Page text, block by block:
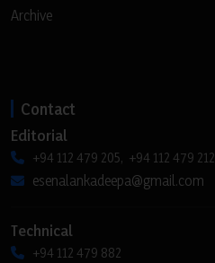
Archive
Contact
Editorial
+94 112 479 205, +94 112 479 212
esenalankadeepa@gmail.com
Technical
+94 112 479 882